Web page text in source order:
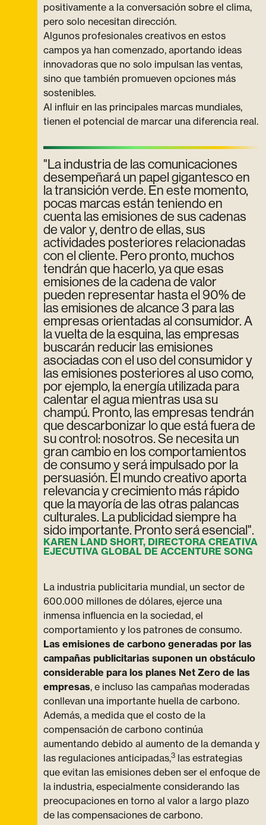
positivamente a la conversación sobre el clima,
pero solo necesitan dirección.
Algunos profesionales creativos en estos
campos ya han comenzado, aportando ideas
innovadoras que no solo impulsan las ventas,
sino que también promueven opciones más
sostenibles.
Al influir en las principales marcas mundiales,
tienen el potencial de marcar una diferencia real.
"La industria de las comunicaciones
desempeñará un papel gigantesco en
la transición verde. En este momento,
pocas marcas están teniendo en
cuenta las emisiones de sus cadenas
de valor y, dentro de ellas, sus
actividades posteriores relacionadas
con el cliente. Pero pronto, muchos
tendrán que hacerlo, ya que esas
emisiones de la cadena de valor
pueden representar hasta el 90% de
las emisiones de alcance 3 para las
empresas orientadas al consumidor. A
la vuelta de la esquina, las empresas
buscarán reducir las emisiones
asociadas con el uso del consumidor y
las emisiones posteriores al uso como,
por ejemplo, la energía utilizada para
calentar el agua mientras usa su
champú. Pronto, las empresas tendrán
que descarbonizar lo que está fuera de
su control: nosotros. Se necesita un
gran cambio en los comportamientos
de consumo y será impulsado por la
persuasión. El mundo creativo aporta
relevancia y crecimiento más rápido
que la mayoría de las otras palancas
culturales. La publicidad siempre ha
sido importante. Pronto será esencial".
KAREN LAND SHORT, DIRECTORA CREATIVA
EJECUTIVA GLOBAL DE ACCENTURE SONG
La industria publicitaria mundial, un sector de
600.000 millones de dólares, ejerce una
inmensa influencia en la sociedad, el
comportamiento y los patrones de consumo.
Las emisiones de carbono generadas por las
campañas publicitarias suponen un obstáculo
considerable para los planes Net Zero de las
empresas, e incluso las campañas moderadas
conllevan una importante huella de carbono.
Además, a medida que el costo de la
compensación de carbono continúa
aumentando debido al aumento de la demanda y
las regulaciones anticipadas,3las estrategias
que evitan las emisiones deben ser el enfoque de
la industria, especialmente considerando las
preocupaciones en torno al valor a largo plazo
de las compensaciones de carbono.